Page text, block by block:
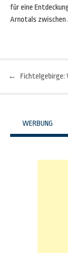
für eine
Arnotals zwischen
←
WERBUNG